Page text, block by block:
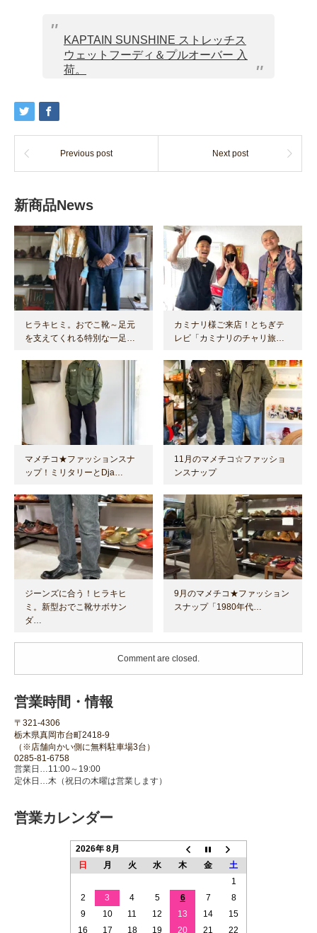
KAPTAIN SUNSHINE ストレッチス
ウェットフーディ＆プルオーバー 入
荷。
Previous post Next post
新商品News
ヒラキヒミ。おでこ靴～足元
を支えてくれる特別な一足…
カミナリ様ご来店！とちぎテ
レビ「カミナリのチャリ旅…
マメチコ★ファッションスナ
ップ！ミリタリーとDja…
11月のマメチコ☆ファッショ
ンスナップ
ジーンズに合う！ヒラキヒ
ミ。新型おでこ靴サボサン
ダ…
9月のマメチコ★ファッション
スナップ「1980年代…
Comment are closed.
営業時間・情報
〒321-4306
栃木県真岡市台町2418-9
（※店舗向かい側に無料駐車場3台）
0285-81-6758
営業日…11:00～19:00
定休日…木（祝日の木曜は営業します）
営業カレンダー
2026年 8月
日
月 火 水 木 金
土
1
2
3 4 5 6 7
8
9
10 11 12 13 14
15
16
17 18 19 20 21 22